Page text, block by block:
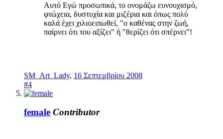
Αυτό Εγώ προσωπικά, το ονομάζω ευνουχισμό,
φτώχεια, δυστυχία και μιζέρια και όπως πολύ
καλά έχει χιλιοειπωθεί, "ο καθένας στην ζωή,
παίρνει ότι του αξίζει" ή "θερίζει ότι σπέρνει"!
SM_Art_Lady, 16 Σεπτεμβρίου 2008
#4
female Contributor